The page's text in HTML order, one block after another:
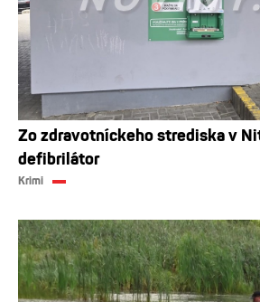
Zo zdravotníckeho strediska v
defibrilátor
Krimi